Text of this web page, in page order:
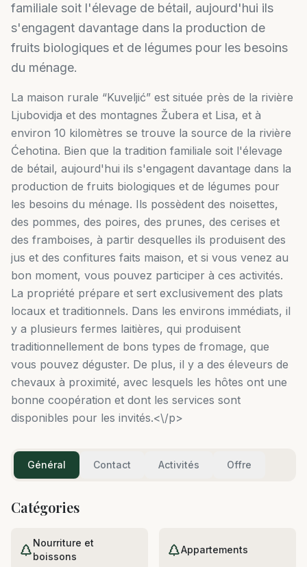
familiale soit l'élevage de bétail, aujourd'hui ils
s'engagent davantage dans la production de
fruits biologiques et de légumes pour les besoins
du ménage.
La maison rurale “Kuveljić” est située près de la rivière
Ljubovidja et des montagnes Žubera et Lisa, et à
environ 10 kilomètres se trouve la source de la rivière
Ćehotina. Bien que la tradition familiale soit l'élevage
de bétail, aujourd'hui ils s'engagent davantage dans la
production de fruits biologiques et de légumes pour
les besoins du ménage. Ils possèdent des noisettes,
des pommes, des poires, des prunes, des cerises et
des framboises, à partir desquelles ils produisent des
jus et des confitures faits maison, et si vous venez au
bon moment, vous pouvez participer à ces activités.
La propriété prépare et sert exclusivement des plats
locaux et traditionnels. Dans les environs immédiats, il
y a plusieurs fermes laitières, qui produisent
traditionnellement de bons types de fromage, que
vous pouvez déguster. De plus, il y a des éleveurs de
chevaux à proximité, avec lesquels les hôtes ont une
bonne coopération et dont les services sont
disponibles pour les invités.<\/p>
Général Contact Activités Offre
Catégories
Nourriture et
boissons
Appartements